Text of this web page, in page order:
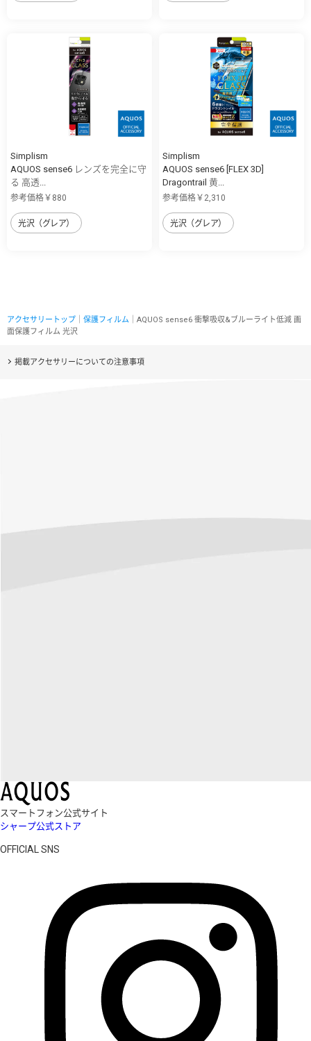
Simplism
AQUOS sense6 レンズを完全に守
る 高透...
参考価格￥880
光沢（グレア）
Simplism
AQUOS sense6 [FLEX 3D]
Dragontrail 黄...
参考価格￥2,310
光沢（グレア）
アクセサリートップ 保護フィルム ｜AQUOS sense6 衝撃吸収&ブルーライト低減 画
面保護フィルム 光沢
掲載アクセサリーについての注意事項
スマートフォン公式サイト
シャープ公式ストア
OFFICIAL SNS